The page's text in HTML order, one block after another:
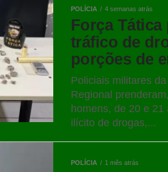
POLÍCIA 4 semanas atrás
Força
tráfico de
porções de
Policiais militares
Regional
homens, de 20 e
ilícito de drogas,...
POLÍCIA 1 mês atrás